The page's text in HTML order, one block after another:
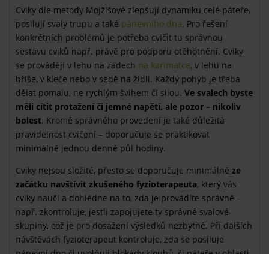
Cviky dle metody Mojžíšové zlepšují dynamiku celé páteře,
posilují svaly trupu a také pánevního dna. Pro řešení
konkrétních problémů je potřeba cvičit tu správnou
sestavu cviků např. právě pro podporu otěhotnění. Cviky
se provádějí v lehu na zádech na karimatce, v lehu na
břiše, v kleče nebo v sedě na židli. Každý pohyb je třeba
dělat pomalu, ne rychlým švihem či silou. Ve svalech byste
měli cítit protažení či jemné napětí, ale pozor – nikoliv
bolest. Kromě správného provedení je také důležitá
pravidelnost cvičení – doporučuje se praktikovat
minimálně jednou denně půl hodiny.
Cviky nejsou složité, přesto se doporučuje minimálně ze
začátku navštívit zkušeného fyzioterapeuta, který vás
cviky naučí a dohlédne na to, zda je provádíte správně –
např. zkontroluje, jestli zapojujete ty správné svalové
skupiny, což je pro dosažení výsledků nezbytné. Při dalších
návštěvách fyzioterapeut kontroluje, zda se posiluje